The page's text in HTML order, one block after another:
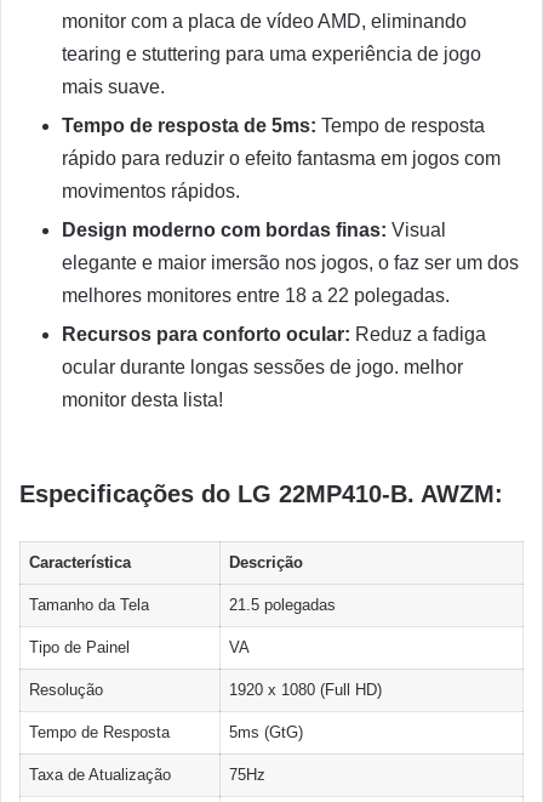
monitor com a placa de vídeo AMD, eliminando
tearing e stuttering para uma experiência de jogo
mais suave.
Tempo de resposta de 5ms: Tempo de resposta
rápido para reduzir o efeito fantasma em jogos com
movimentos rápidos.
Design moderno com bordas finas: Visual
elegante e maior imersão nos jogos, o faz ser um dos
melhores monitores entre 18 a 22 polegadas.
Recursos para conforto ocular: Reduz a fadiga
ocular durante longas sessões de jogo. melhor
monitor desta lista!
Especificações do LG 22MP410-B. AWZM:
Característica Descrição
Tamanho da Tela 21.5 polegadas
Tipo de Painel VA
Resolução 1920 x 1080 (Full HD)
Tempo de Resposta 5ms (GtG)
Taxa de Atualização 75Hz